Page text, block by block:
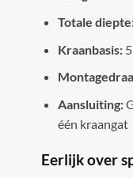
Totale
Kraanbasis:5
Aansluiting:
één kraangat
Eerlijk over